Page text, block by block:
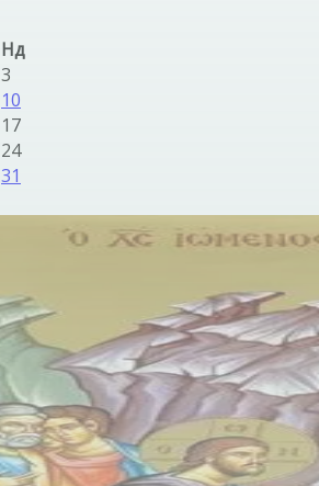
Нд
3
10
17
24
31